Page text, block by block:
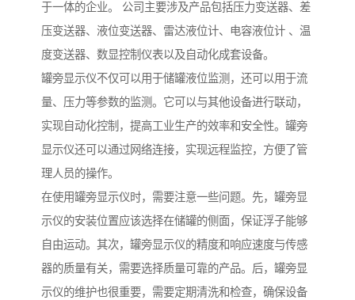
于一体的企业。 公司主要涉及产品包括压力变送器、差
压变送器、液位变送器、雷达液位计、电容液位计 、温
度变送器、数显控制仪表以及自动化成套设备。
罐旁显示仪不仅可以用于储罐液位监测，还可以用于流
量、压力等参数的监测。它可以与其他设备进行联动，
实现自动化控制，提高工业生产的效率和安全性。罐旁
显示仪还可以通过网络连接，实现远程监控，方便了管
理人员的操作。
在使用罐旁显示仪时，需要注意一些问题。先，罐旁显
示仪的安装位置应该选择在储罐的侧面，保证浮子能够
自由运动。其次，罐旁显示仪的精度和响应速度与传感
器的质量有关，需要选择质量可靠的产品。后，罐旁显
示仪的维护也很重要，需要定期清洗和检查，确保设备